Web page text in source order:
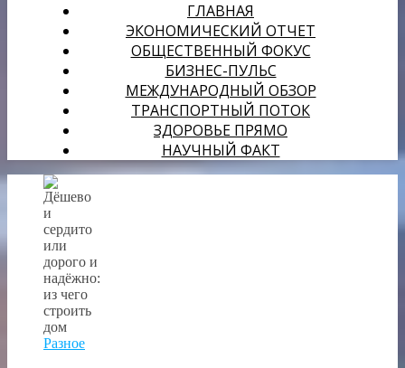
ГЛАВНАЯ
ЭКОНОМИЧЕСКИЙ ОТЧЕТ
ОБЩЕСТВЕННЫЙ ФОКУС
БИЗНЕС-ПУЛЬС
МЕЖДУНАРОДНЫЙ ОБЗОР
ТРАНСПОРТНЫЙ ПОТОК
ЗДОРОВЬЕ ПРЯМО
НАУЧНЫЙ ФАКТ
Разное